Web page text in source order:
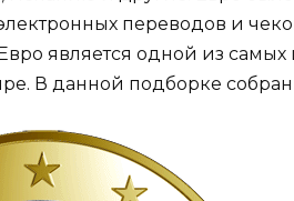
переводов и
является одной из
В данной подборке